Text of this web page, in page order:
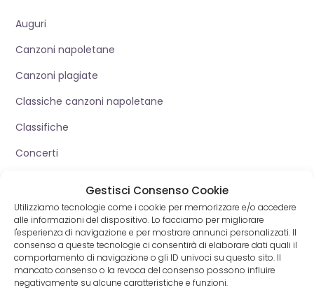
Gestisci Consenso Cookie
Utilizziamo tecnologie come i cookie per memorizzare e/o accedere
alle informazioni del dispositivo. Lo facciamo per migliorare
l'esperienza di navigazione e per mostrare annunci personalizzati. Il
consenso a queste tecnologie ci consentirà di elaborare dati quali il
comportamento di navigazione o gli ID univoci su questo sito. Il
mancato consenso o la revoca del consenso possono influire
negativamente su alcune caratteristiche e funzioni.
Auguri
Canzoni napoletane
Canzoni plagiate
Classiche canzoni napoletane
Classifiche
Concerti
Eventi
Film Napoletani
Foto cantanti
Gossip